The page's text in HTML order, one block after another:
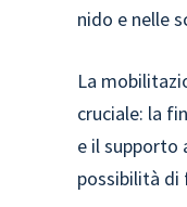
nido e nelle
La
cruciale: la
e il supporto
possibilità di